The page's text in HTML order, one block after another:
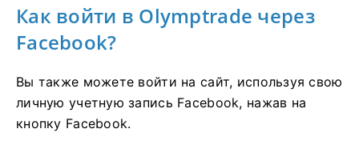
Как войти в Olymptrade через
Facebook?
Вы также можете войти на сайт, используя свою
личную учетную запись Facebook, нажав на
кнопку Facebook.